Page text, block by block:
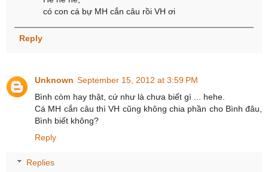
có con cá bự MH cắn câu rồi VH ơi
Reply
Unknown September 15, 2012 at 3:59 PM
Bình còm hay thật, cứ như là chưa biết gì ... hehe.
Cá MH cắn câu thì VH cũng không chia phần cho Bình đâu,
Bình biết không?
Reply
Replies